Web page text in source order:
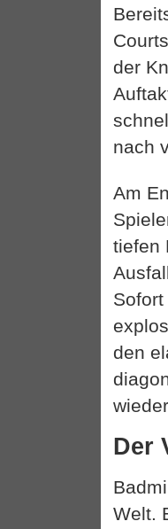
der
nach
Am
tiefen
den
Der
Welt.